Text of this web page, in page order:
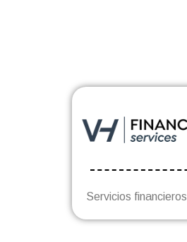
Servicios financieros